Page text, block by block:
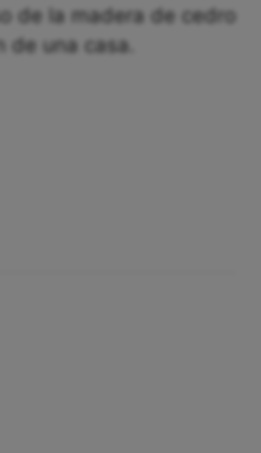
de la madera de cedro
de una casa.